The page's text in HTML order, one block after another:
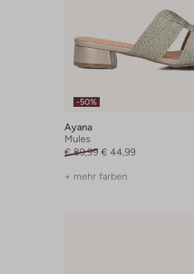
-50%
Ayana
Mules
€ 89,99 € 44,99
+ mehr farben